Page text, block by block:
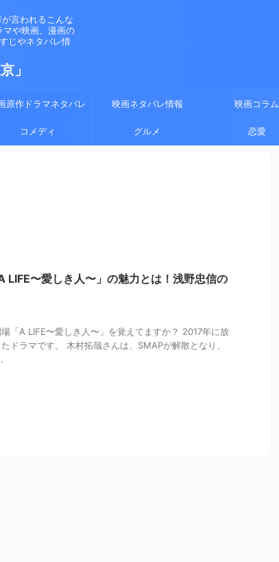
言われるこんな
マや映画、漫画の
じやネタバレ情
」
原作ドラマネタバレ 映画ネタバレ情報 映画コラム
コメディ グルメ 恋愛
LIFE〜愛しき人〜」の魅力とは！浅野忠信の
「A LIFE〜愛しき人〜」を覚えてますか？ 2017年に放
ドラマです。 木村拓哉さんは、SMAPが解散となり、